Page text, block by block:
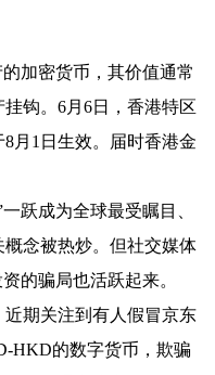
加密货币，其价值通常
钩。6月6日，香港特区
月1日生效。届时香港金
跃成为全球最受瞩目、
念被热炒。但社交媒体
的骗局也活跃起来。
期关注到有人假冒京东
HKD的数字货币，欺骗